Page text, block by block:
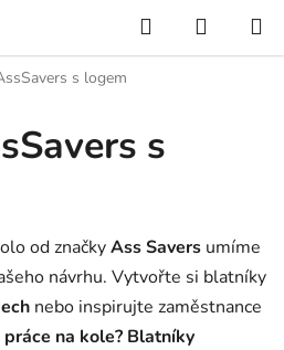
Hledat
KOŠÍK
s logem
s
od značkyAss Savers umíme
návrhu. Vytvořte si blatníky
nebo inspirujte zaměstnance
práce na kole? Blatníky